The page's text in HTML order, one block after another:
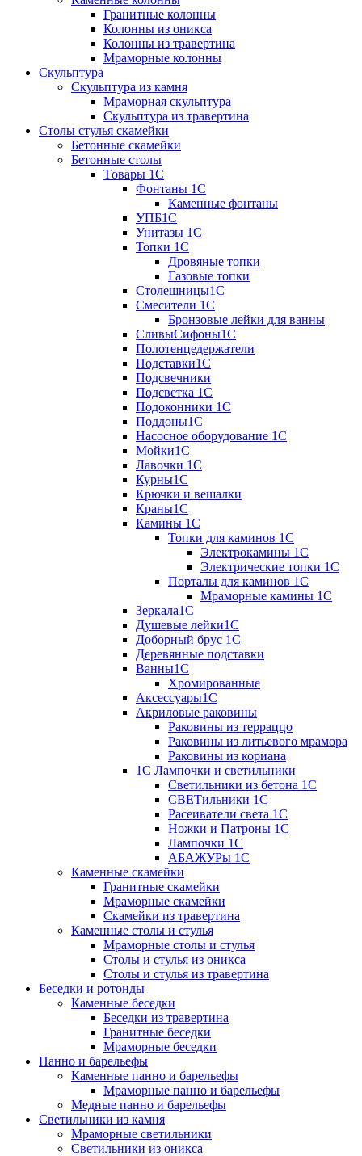
Гранитные колонны
Колонны из оникса
Колонны из травертина
Мраморные колонны
Скульптура
Скульптура из камня
Мраморная скульптура
Скульптура из травертина
Столы стулья скамейки
Бетонные скамейки
Бетонные столы
Tовары 1C
Фонтаны 1C
Каменные фонтаны
УПБ1С
Унитазы 1С
Топки 1С
Дровяные топки
Газовые топки
Столешницы1С
Смесители 1С
Бронзовые лейки для ванны
СливыСифоны1С
Полотенцедержатели
Подставки1С
Подсвечники
Подсветка 1С
Подоконники 1С
Поддоны1С
Насосное оборудование 1С
Мойки1С
Лавочки 1С
Курны1С
Крючки и вешалки
Краны1С
Камины 1C
Топки для каминов 1C
Электрокамины 1С
Электрические топки 1C
Порталы для каминов 1С
Мраморные камины 1C
Зеркала1С
Душевые лейки1С
Доборный брус 1С
Деревянные подставки
Ванны1С
Хромированные
Аксессуары1С
Акриловые раковины
Раковины из терраццо
Раковины из литьевого мрамора
Раковины из кориана
1С Лампочки и светильники
Светильники из бетона 1С
СВЕТильники 1С
Расеиватели света 1С
Ножки и Патроны 1С
Лампочки 1С
АБАЖУРы 1С
Каменные скамейки
Гранитные скамейки
Мраморные скамейки
Скамейки из травертина
Каменные столы и стулья
Мраморные столы и стулья
Столы и стулья из оникса
Столы и стулья из травертина
Беседки и ротонды
Каменные беседки
Беседки из травертина
Гранитные беседки
Мраморные беседки
Панно и барельефы
Каменные панно и барельефы
Мраморные панно и барельефы
Медные панно и барельефы
Светильники из камня
Мраморные светильники
Светильники из оникса